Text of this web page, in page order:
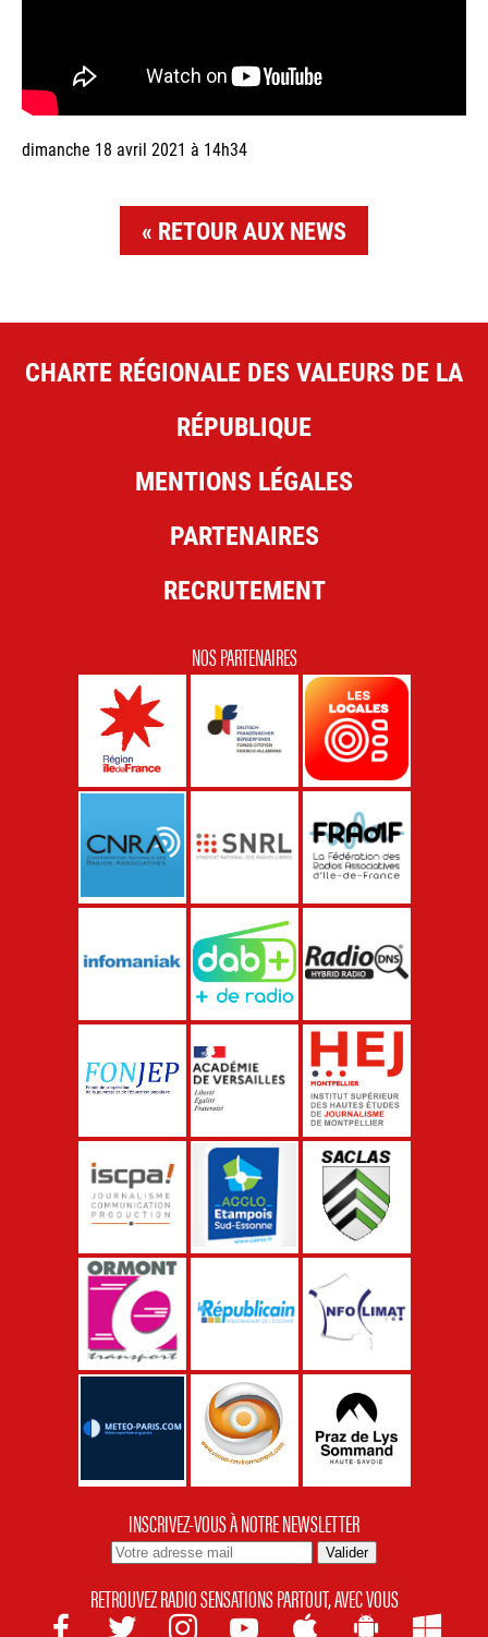
dimanche 18 avril 2021 à 14h34
RETOUR AUX NEWS
CHARTE RÉGIONALE DES VALEURS DE LA
RÉPUBLIQUE
MENTIONS LÉGALES
PARTENAIRES
RECRUTEMENT
NOS PARTENAIRES
INSCRIVEZ-VOUS À NOTRE NEWSLETTER
RETROUVEZ RADIO SENSATIONS PARTOUT, AVEC VOUS
      